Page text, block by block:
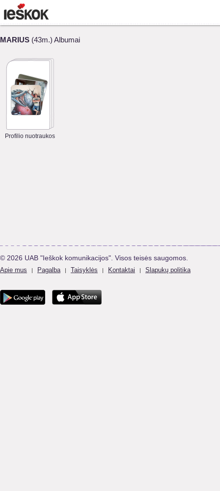
MARIUS (43m.) Albumai
Profilio nuotraukos
© 2026 UAB "Ieškok komunikacijos". Visos teisės saugomos.
Apie mus | Pagalba | Taisyklės | Kontaktai | Slapukų politika